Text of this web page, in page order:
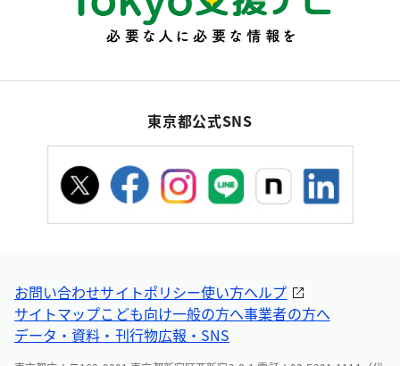
東京都公式SNS
お問い合わせサイトポリシー使い方ヘルプ
サイトマップこども向け一般の方へ事業者の方へ
データ・資料・刊行物広報・SNS